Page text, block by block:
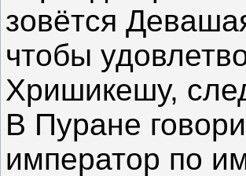
зовётся
чтобы
Хришикешу,
В Пуране
император по